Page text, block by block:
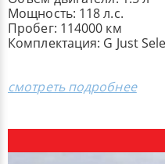
Мощность: 118 л.с.
Пробег: 114000 км
Комплектация: ​G Just
смотреть подробнее